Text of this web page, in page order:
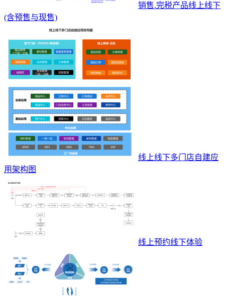
销售.完税产品线上线下
(含预售与现售)
线上线下多门店自建应
用架构图
线上预约线下体验